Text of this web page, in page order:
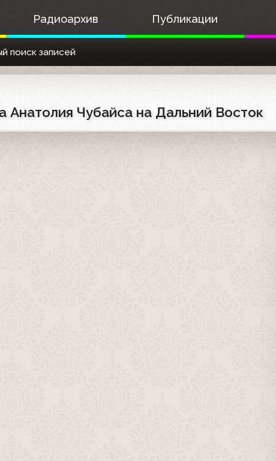
Радиоархив Публикации
поиск записей
Анатолия Чубайса на Дальний Восток